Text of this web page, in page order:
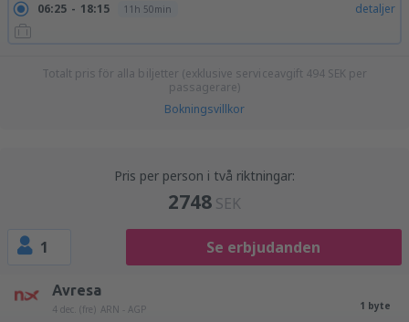
06:25 18:15 11h 50min detaljer
Totalt pris för alla biljetter (exklusive serviceavgift 494 SEK per
passagerare)
Bokningsvillkor
Pris per person i två riktningar:
2748 SEK
1 Se erbjudanden
Avresa
4 dec. (fre) ARN - AGP 1 byte